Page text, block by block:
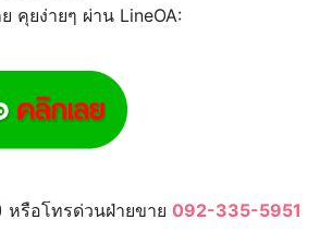
คุยง่ายๆ ผ่าน LineOA:
หรือโทรด่วนฝ่ายขาย 092-335-5951